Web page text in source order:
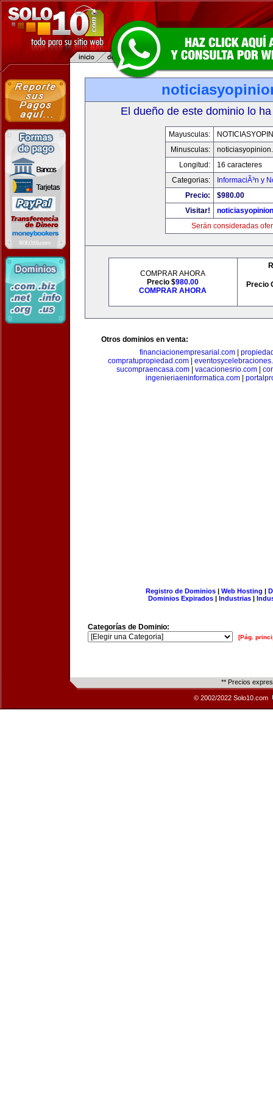
El dueño de este dominio lo
Mayusculas:
Minusculas:
Longitud:
16 caracteres
Categorias:
InformaciÃ³n y
Precio:
$980.00
Visitar!
Serán consideradas
COMPRAR AHORA
Precio $980.00
COMPRAR AHORA
Precio
Otros dominios en venta:
financiacionempresarial.com
compratupropiedad.com
sucompraencasa.com| vacacionesrio.com|
ingenieriaeninformatica.com|
Registro de Dominios| Web Hosting |
Dominios Expirados | Industrias |
Categorías de Dominio:
[Pág.
** Precios
© 2002/2022 Solo10.com